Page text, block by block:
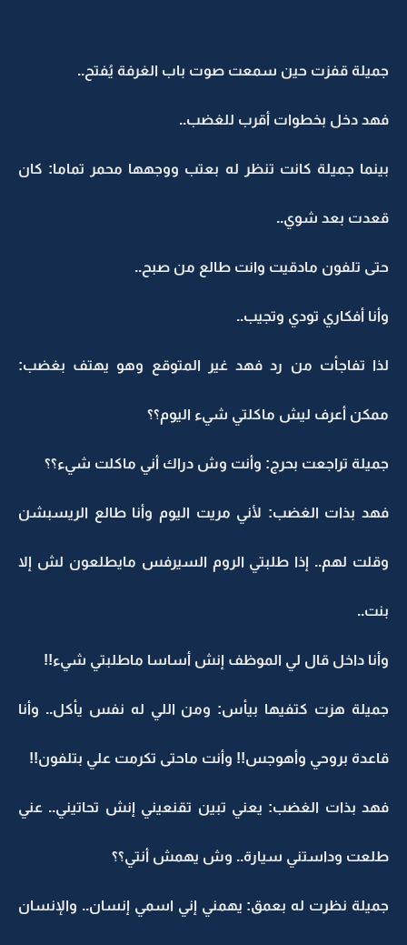
جميلة قفزت حين سمعت صوت باب الغرفة يُفتح..
فهد دخل بخطوات أقرب للغضب..
بينما جميلة كانت تنظر له بعتب ووجهها محمر تماما: كان
قعدت بعد شوي..
حتى تلفون مادقيت وانت طالع من صبح..
وأنا أفكاري تودي وتجيب..
لذا تفاجأت من رد فهد غير المتوقع وهو يهتف بغضب:
ممكن أعرف ليش ماكلتي شيء اليوم؟؟
جميلة تراجعت بحرج: وأنت وش دراك أني ماكلت شيء؟؟
فهد بذات الغضب: لأني مريت اليوم وأنا طالع الريسبشن
وقلت لهم.. إذا طلبتي الروم السيرفس مايطلعون لش إلا
بنت..
وأنا داخل قال لي الموظف إنش أساسا ماطلبتي شيء!!
جميلة هزت كتفيها بيأس: ومن اللي له نفس يأكل.. وأنا
قاعدة بروحي وأهوجس!! وأنت ماحتى تكرمت علي بتلفون!!
فهد بذات الغضب: يعني تبين تقنعيني إنش تحاتيني.. عني
طلعت وداستني سيارة.. وش يهمش أنتي؟؟
جميلة نظرت له بعمق: يهمني إني اسمي إنسان.. والإنسان